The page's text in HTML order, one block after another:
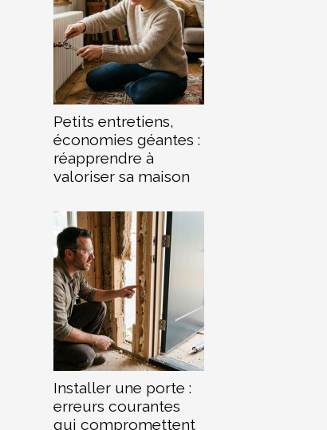
Petits entretiens,
économies géantes :
réapprendre à
valoriser sa maison
Installer une porte :
erreurs courantes
qui compromettent